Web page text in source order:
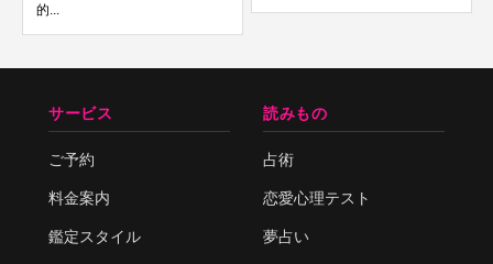
的...
サービス
ご予約
料金案内
鑑定スタイル
読みもの
占術
恋愛心理テスト
夢占い